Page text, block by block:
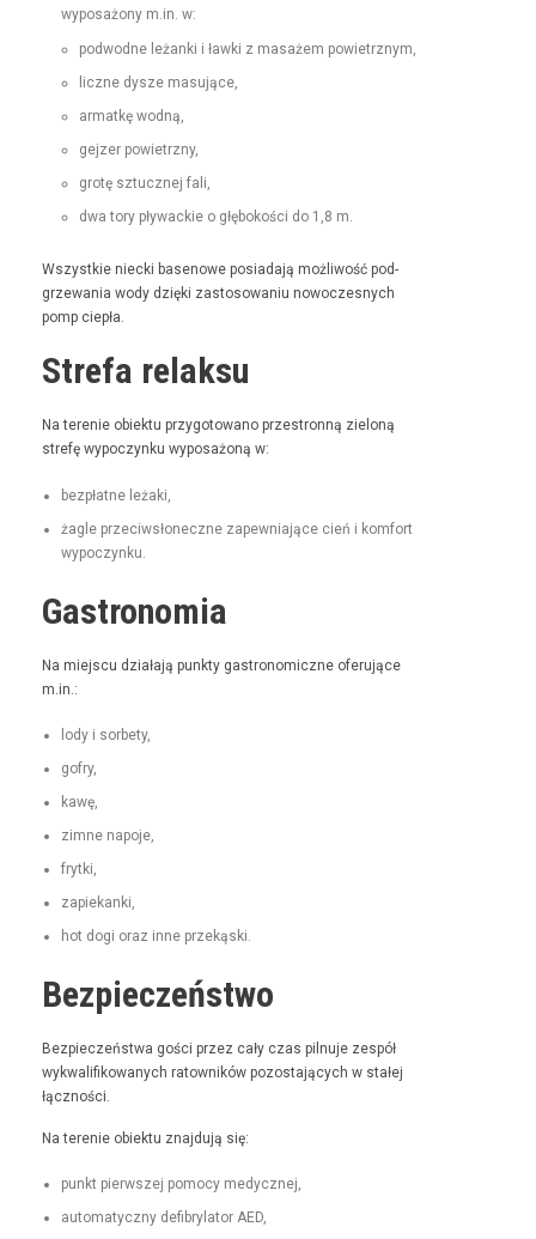
wyposażony m.in. w:
pod­wodne leżan­ki i ław­ki z masażem powietrznym,
liczne dysze masujące,
armatkę wod­ną,
gejz­er powietrzny,
grotę sztucznej fali,
dwa tory pływack­ie o głębokoś­ci do 1,8 m.
Wszys­tkie niec­ki basenowe posi­ada­ją możli­wość pod­
grze­wa­nia wody dzię­ki zas­tosowa­niu nowoczes­nych
pomp ciepła.
Strefa relaksu
Na tere­nie obiek­tu przy­go­towano prze­stron­ną zieloną
stre­fę wypoczynku wyposażoną w:
bezpłatne leża­ki,
żagle prze­ci­wsłoneczne zapew­ni­a­jące cień i kom­fort
wypoczynku.
Gastronomia
Na miejs­cu dzi­ała­ją punk­ty gas­tro­nom­iczne ofer­u­jące
m.in.:
lody i sorbety,
gofry,
kawę,
zimne napo­je,
fry­t­ki,
zapiekan­ki,
hot dogi oraz inne przekąski.
Bezpieczeństwo
Bez­pieczeńst­wa goś­ci przez cały czas pil­nu­je zespół
wyk­wal­i­fikowanych ratown­ików pozosta­ją­cych w stałej
łączności.
Na tere­nie obiek­tu zna­j­du­ją się:
punkt pier­wszej pomo­cy medycznej,
automaty­czny defi­bry­la­tor AED,